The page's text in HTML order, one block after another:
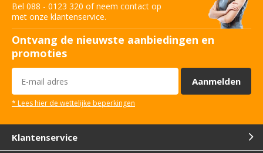
Dordrecht
Keerweg 3316 KA
Emmer-Compascuum
EP Schuilinghstraat 7881 VV
Geldermalsen
Bel 088 - 0123 320 of neem contact op
met onze klantenservice.
Ontvang de nieuwste aanbiedingen en
promoties
Aanmelden
* Lees hier de wettelijke beperkingen
Klantenservice